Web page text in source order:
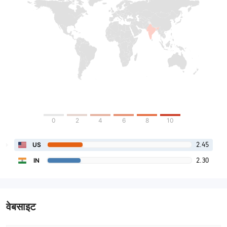
0 2 4 6 8 10
US 2.45
IN 2.30
वेबसाइट